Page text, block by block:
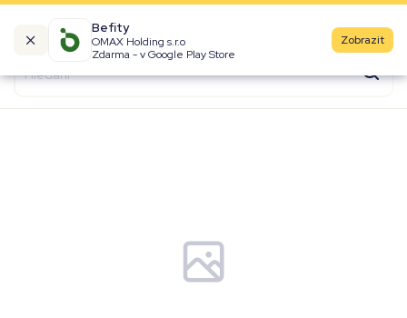
Befity
OMAX Holding s.r.o
Zdarma - v Google Play Store
Zobrazit
Kalorické tabulky